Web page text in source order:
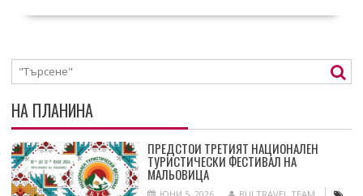
НА ПЛАНИНА
ПРЕДСТОИ ТРЕТИЯТ НАЦИОНАЛЕН
ТУРИСТИЧЕСКИ ФЕСТИВАЛ НА
МАЛЬОВИЦА